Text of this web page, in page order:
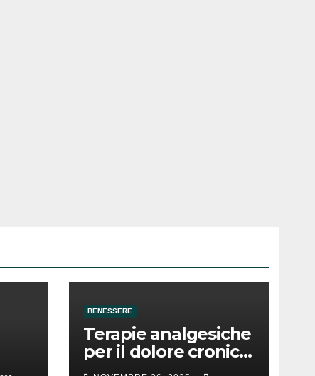
BENESSERE
Terapie analgesiche
per il dolore cronico:
le cose da sapere